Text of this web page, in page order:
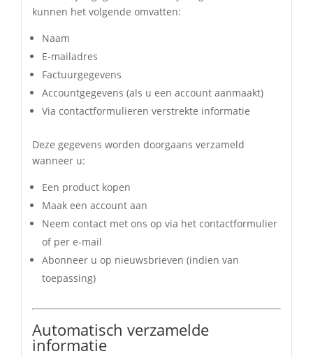
kunnen het volgende omvatten:
Naam
E-mailadres
Factuurgegevens
Accountgegevens (als u een account aanmaakt)
Via contactformulieren verstrekte informatie
Deze gegevens worden doorgaans verzameld
wanneer u:
Een product kopen
Maak een account aan
Neem contact met ons op via het contactformulier
of per e-mail
Abonneer u op nieuwsbrieven (indien van
toepassing)
Automatisch verzamelde
informatie